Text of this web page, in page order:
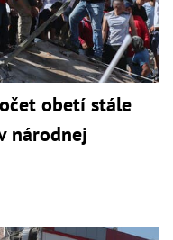
obetí stále
národnej